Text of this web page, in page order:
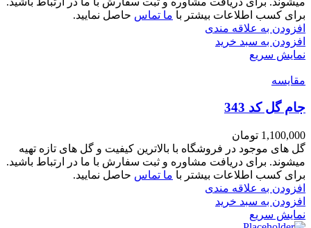
برای کسب اطلاعات بیشتر با ما تماس حاصل نمایید.
افزودن به علاقه مندی
افزودن به سبد خرید
نمایش سریع
مقايسه
جام گل کد 343
1,100,000 تومان
گل های موجود در فروشگاه با بالاترین کیفیت و گل های تازه تهیه
میشوند. برای دریافت مشاوره و ثبت سفارش با ما در ارتباط باشید.
برای کسب اطلاعات بیشتر با ما تماس حاصل نمایید.
افزودن به علاقه مندی
افزودن به سبد خرید
نمایش سریع